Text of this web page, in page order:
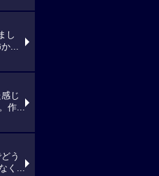
し
...
じ
作...
う
く...